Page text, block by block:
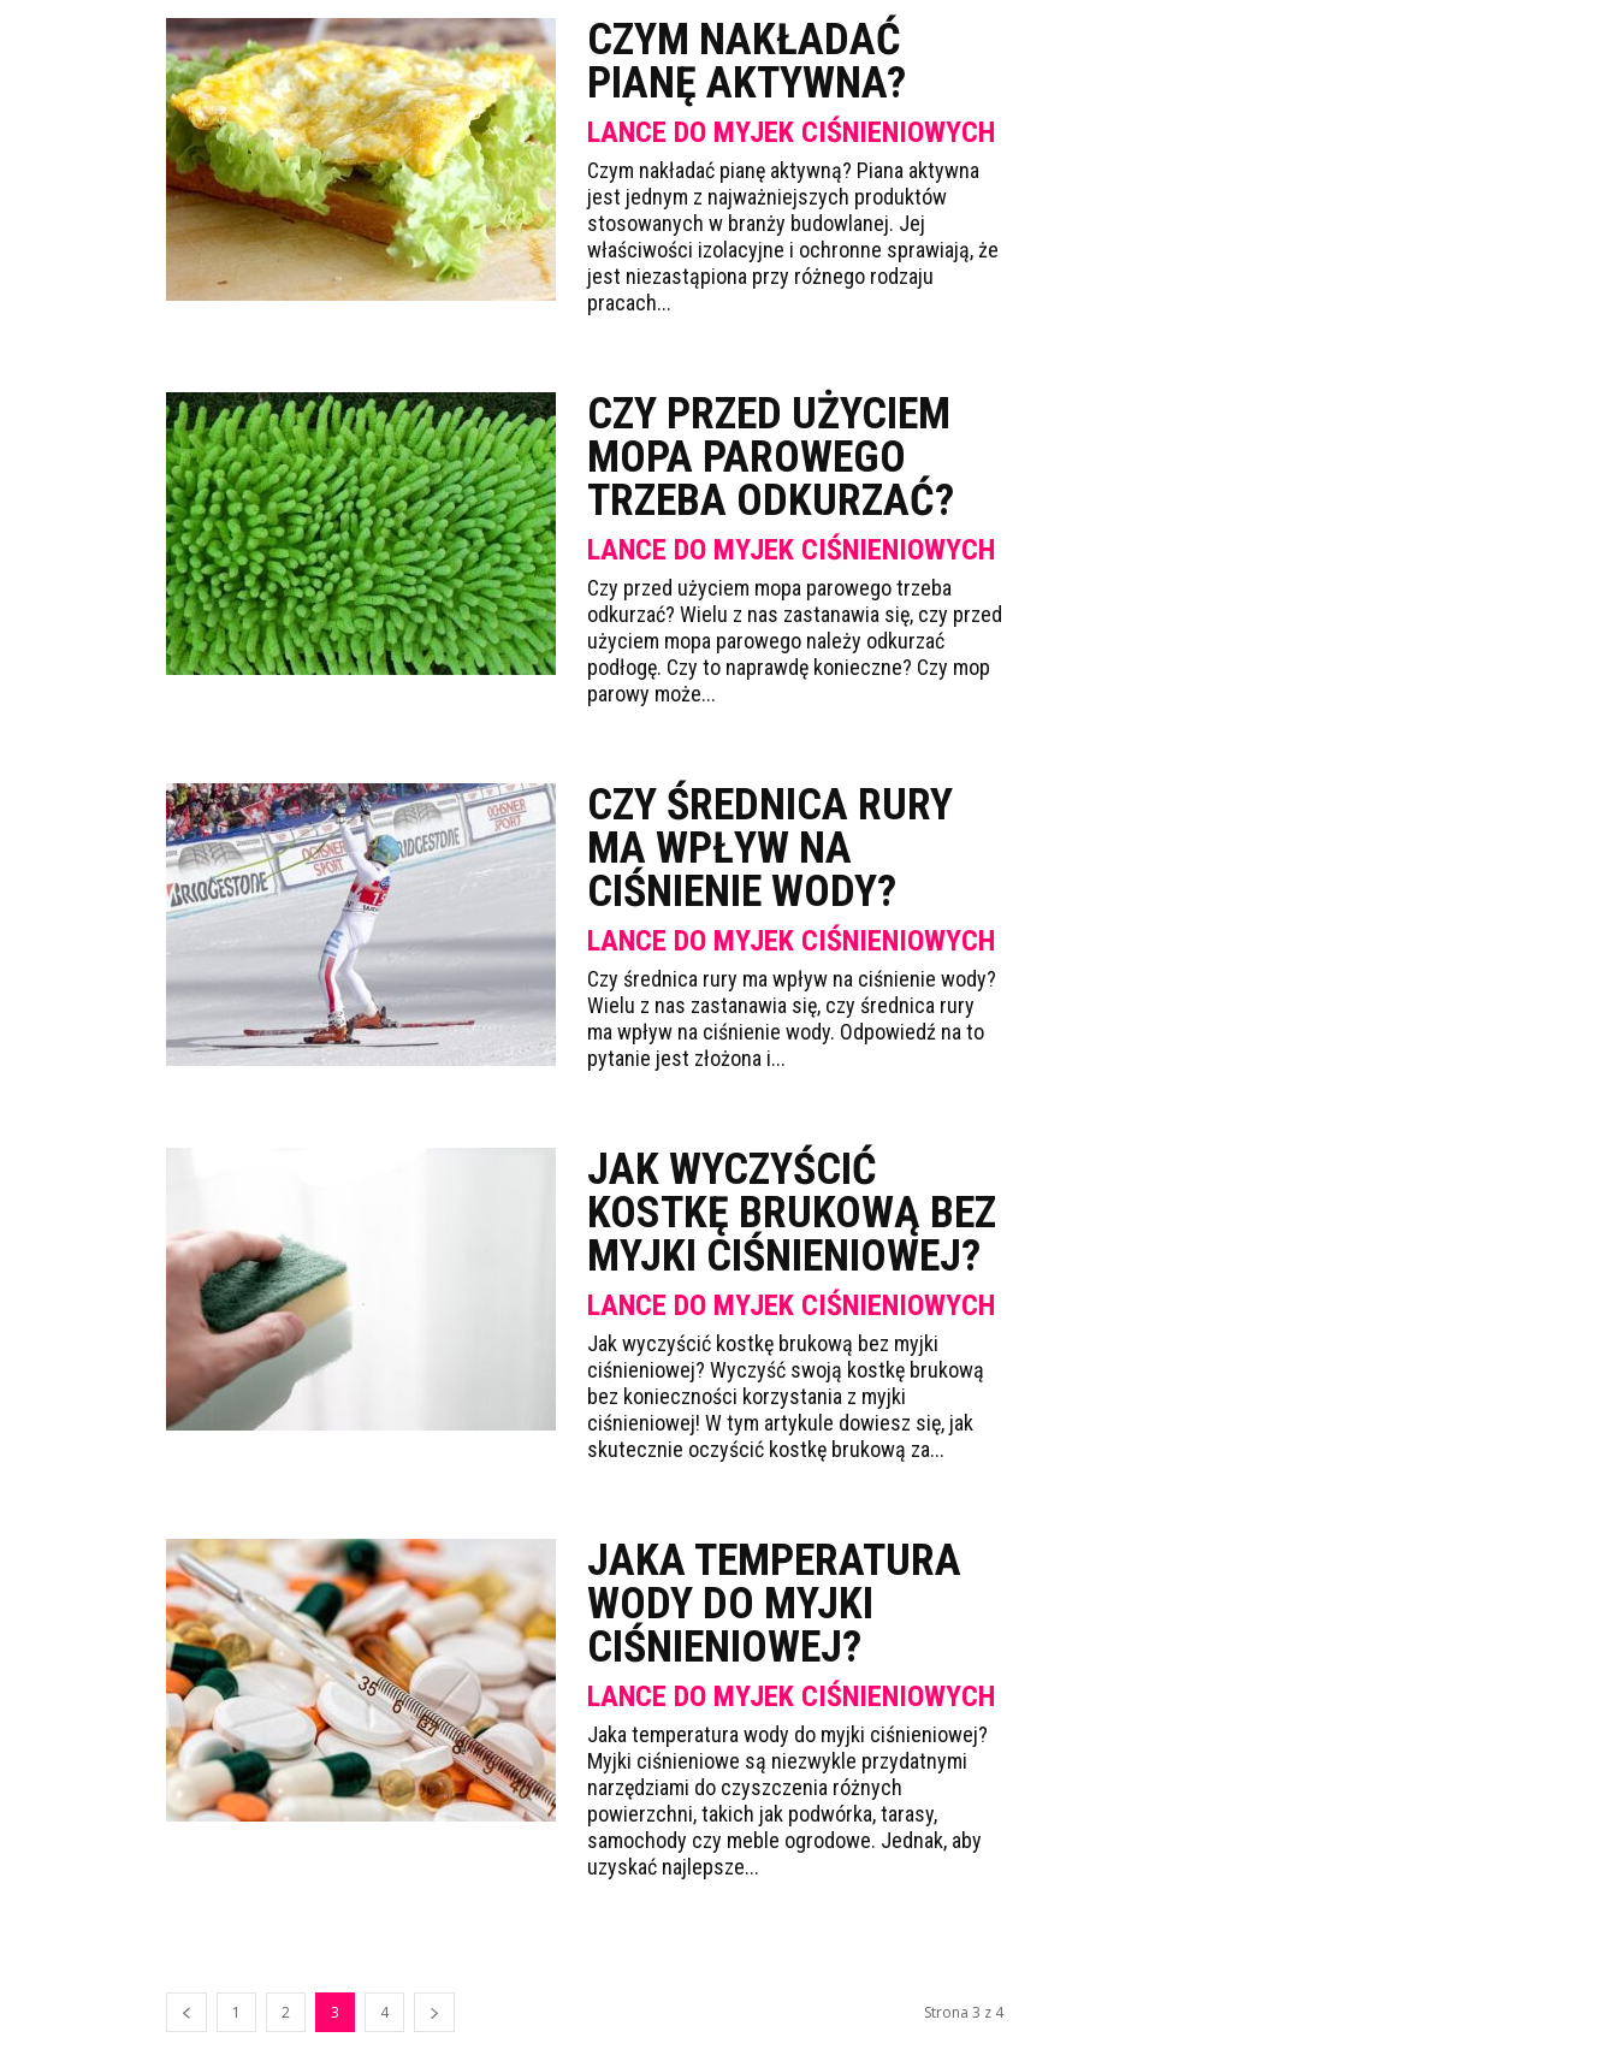
CZYM NAKŁADAĆ
PIANĘ AKTYWNA?
LANCE DO MYJEK CIŚNIENIOWYCH
Czym nakładać pianę aktywną? Piana aktywna
jest jednym z najważniejszych produktów
stosowanych w branży budowlanej. Jej
właściwości izolacyjne i ochronne sprawiają, że
jest niezastąpiona przy różnego rodzaju
pracach...
CZY PRZED UŻYCIEM
MOPA PAROWEGO
TRZEBA ODKURZAĆ?
LANCE DO MYJEK CIŚNIENIOWYCH
Czy przed użyciem mopa parowego trzeba
odkurzać? Wielu z nas zastanawia się, czy przed
użyciem mopa parowego należy odkurzać
podłogę. Czy to naprawdę konieczne? Czy mop
parowy może...
CZY ŚREDNICA RURY
MA WPŁYW NA
CIŚNIENIE WODY?
LANCE DO MYJEK CIŚNIENIOWYCH
Czy średnica rury ma wpływ na ciśnienie wody?
Wielu z nas zastanawia się, czy średnica rury
ma wpływ na ciśnienie wody. Odpowiedź na to
pytanie jest złożona i...
JAK WYCZYŚCIĆ
KOSTKĘ BRUKOWĄ BEZ
MYJKI CIŚNIENIOWEJ?
LANCE DO MYJEK CIŚNIENIOWYCH
Jak wyczyścić kostkę brukową bez myjki
ciśnieniowej? Wyczyść swoją kostkę brukową
bez konieczności korzystania z myjki
ciśnieniowej! W tym artykule dowiesz się, jak
skutecznie oczyścić kostkę brukową za...
JAKA TEMPERATURA
WODY DO MYJKI
CIŚNIENIOWEJ?
LANCE DO MYJEK CIŚNIENIOWYCH
Jaka temperatura wody do myjki ciśnieniowej?
Myjki ciśnieniowe są niezwykle przydatnymi
narzędziami do czyszczenia różnych
powierzchni, takich jak podwórka, tarasy,
samochody czy meble ogrodowe. Jednak, aby
uzyskać najlepsze...
1 2 3 4 Strona 3 z 4